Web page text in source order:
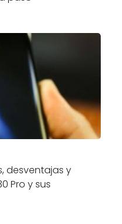
desventajas y
Pro y sus